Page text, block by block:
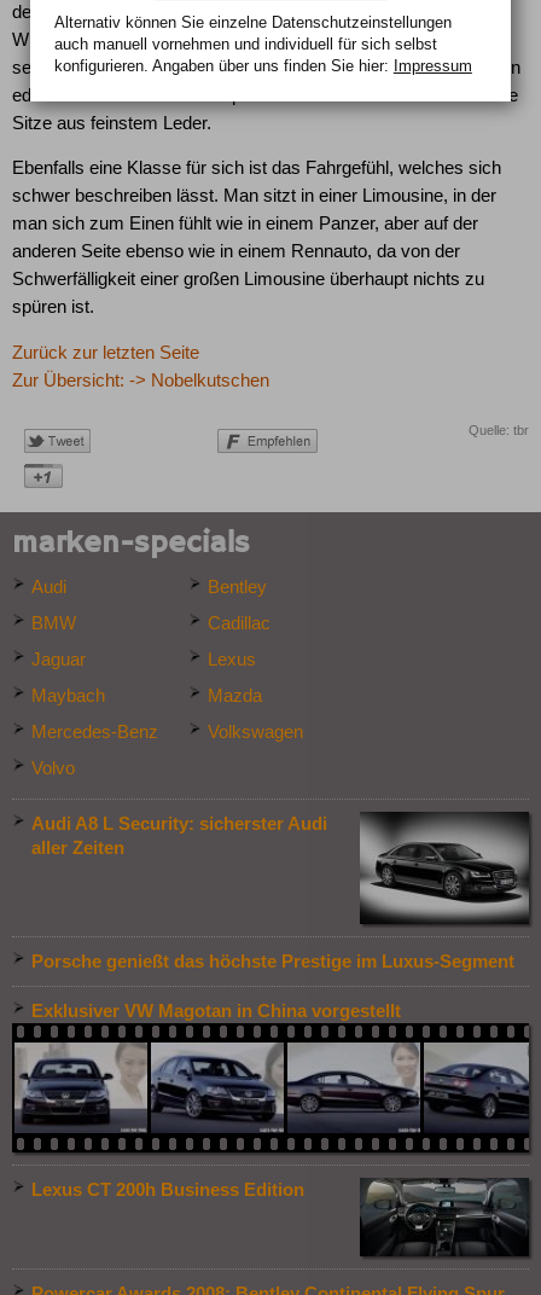
der Welt und wird mit dieser Aussage sicherlich kaum
Widerspruch ernten. Die Qualität der Verarbeitung ist
selbstverständlich ebenfalls ausgezeichnet und variiert zwischen
edlen Holzteilen und Metalloptik im Innenraum. Natürlich sind die
Sitze aus feinstem Leder.
Ebenfalls eine Klasse für sich ist das Fahrgefühl, welches sich
schwer beschreiben lässt. Man sitzt in einer Limousine, in der
man sich zum Einen fühlt wie in einem Panzer, aber auf der
anderen Seite ebenso wie in einem Rennauto, da von der
Schwerfälligkeit einer großen Limousine überhaupt nichts zu
spüren ist.
Zurück zur letzten Seite
Zur Übersicht: -> Nobelkutschen
Quelle: tbr
marken-specials
Audi
Bentley
BMW
Cadillac
Jaguar
Lexus
Maybach
Mazda
Mercedes-Benz
Volkswagen
Volvo
Audi A8 L Security: sicherster Audi
aller Zeiten
Porsche genießt das höchste Prestige im Luxus-Segment
Exklusiver VW Magotan in China vorgestellt
Lexus CT 200h Business Edition
Alternativ können Sie einzelne Datenschutz­ein­stellungen
auch manuell vor­nehmen und indivi­duell für sich selbst
konfigurieren. Angaben über uns finden Sie hier: Impressum